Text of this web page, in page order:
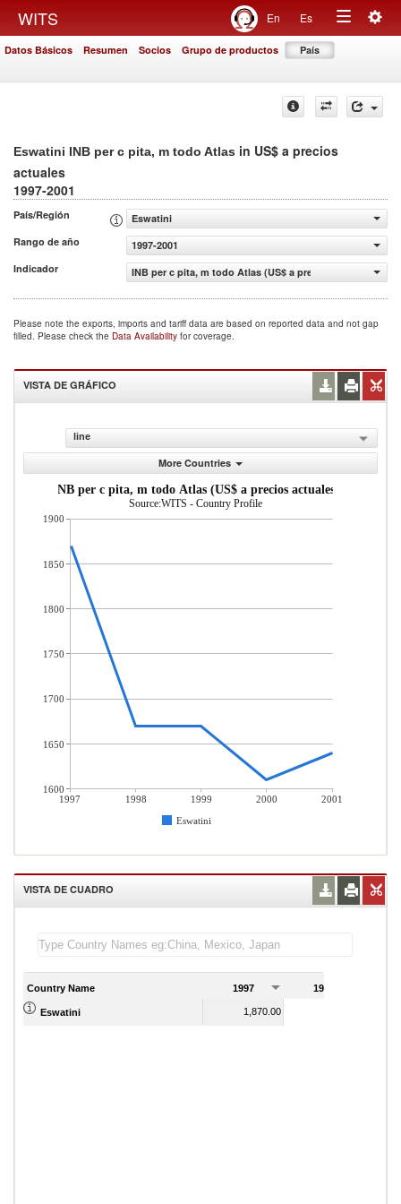
WITS En Es
Toggle
Datos Básicos Resumen Socios Grupo de productos País
Eswatini INB per c pita, m todo Atlas in US$ a precios
actuales
1997-2001
País/Región
Eswatini
Rango de año
1997-2001
Indicador
INB per c pita, m todo Atlas (US$ a precios actuales)
Please note the exports, imports and tariff data are based on reported data and not gap
filled. Please check the Data Availability for coverage.
VISTA DE GRÁFICO
line
More Countries
INB per c pita, m todo Atlas (US$ a precios actuales)
Source:WITS - Country Profile
1997 1998 1999 2000
2001
Eswatini
1900
1850
1800
1750
1700
1650
1600
VISTA DE CUADRO
Country Name 1997 1998
Eswatini 1,870.00